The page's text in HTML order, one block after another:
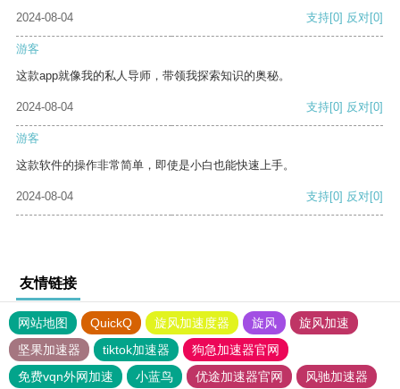
2024-08-04
支持[0] 反对[0]
游客
这款app就像我的私人导师，带领我探索知识的奥秘。
2024-08-04 支持[0] 反对[0]
游客
这款软件的操作非常简单，即使是小白也能快速上手。
2024-08-04 支持[0] 反对[0]
友情链接
网站地图 QuickQ 旋风加速度器 旋风
旋风加速
坚果加速器
tiktok加速器
狗急加速器官网
免费vqn外网加速
小蓝鸟 优途加速器官网 风驰加速器